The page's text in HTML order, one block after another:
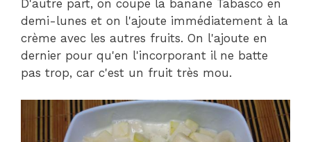
D'autre part, on coupe la banane Tabasco en
demi-lunes et on l'ajoute immédiatement à la
crème avec les autres fruits. On l'ajoute en
dernier pour qu'en l'incorporant il ne batte
pas trop, car c'est un fruit très mou.